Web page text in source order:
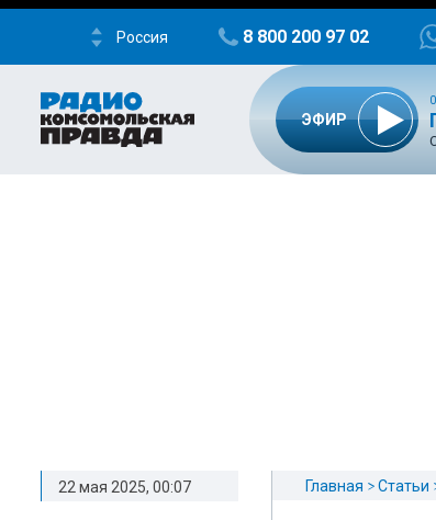
Россия 8 800 200 97 02
ЭФИР
Главная Статьи
22 мая 2025, 00:07